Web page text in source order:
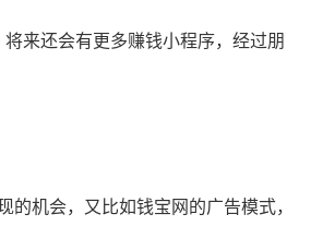
来还会有更多赚钱小程序，经过朋
的机会，又比如钱宝网的广告模式，